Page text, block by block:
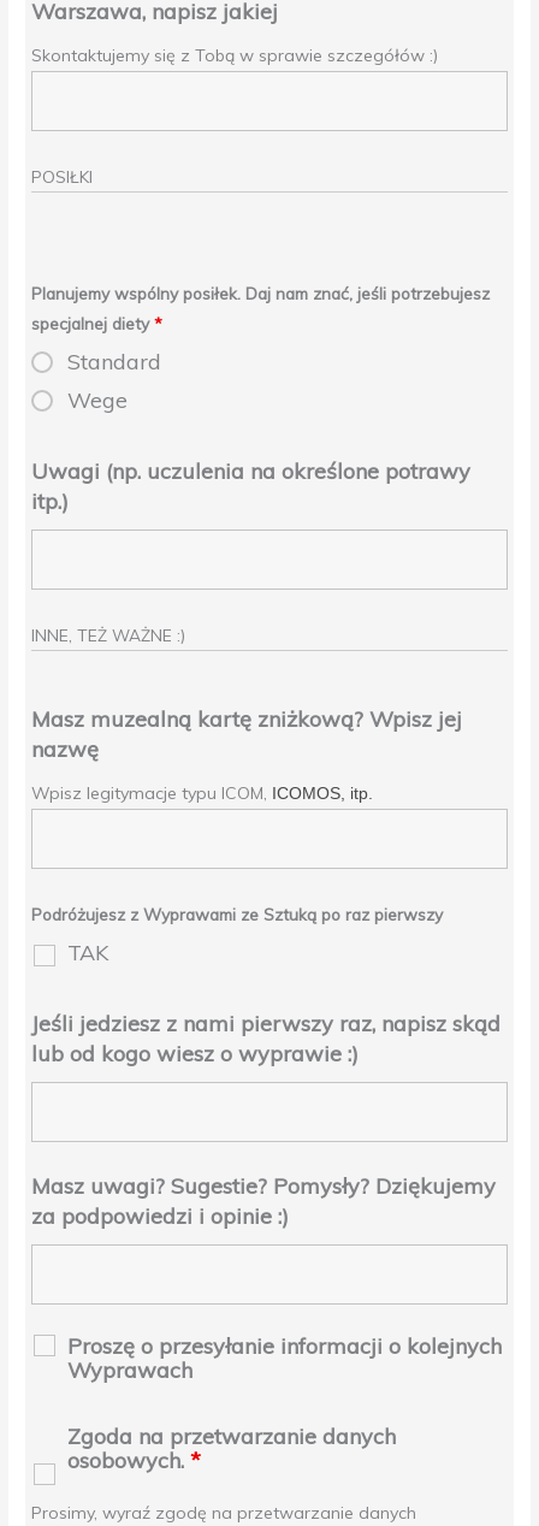
Warszawa, napisz jakiej
Skontaktujemy się z Tobą w sprawie szczegółów :)
POSIŁKI
Planujemy wspólny posiłek. Daj nam znać, jeśli potrzebujesz
specjalnej diety*
Standard
Wege
Uwagi (np. uczulenia na określone potrawy
itp.)
INNE, TEŻ WAŻNE :)
Masz muzealną kartę zniżkową? Wpisz jej
nazwę
Wpisz legitymacje typu ICOM, ICOMOS, itp.
Podróżujesz z Wyprawami ze Sztuką po raz pierwszy
TAK
Jeśli jedziesz z nami pierwszy raz, napisz skąd
lub od kogo wiesz o wyprawie :)
Masz uwagi? Sugestie? Pomysły? Dziękujemy
za podpowiedzi i opinie :)
Proszę o przesyłanie informacji o kolejnych
Wyprawach
Zgoda na przetwarzanie danych
osobowych.*
Prosimy, wyraź zgodę na przetwarzanie danych